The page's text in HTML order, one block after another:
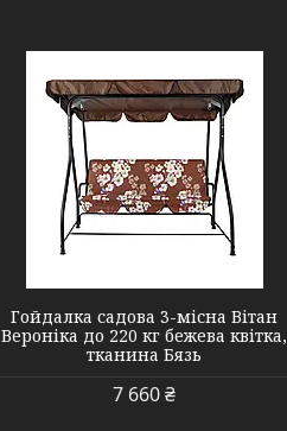
Гойдалка садова 3-місна Вітан
Вероніка до 220 кг бежева квітка,
тканина Бязь
7 660 ₴